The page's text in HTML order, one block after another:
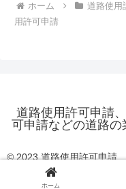
ホーム 道路使用
用許可申請
道路使用許可申請
可申請などの道路
© 2023 道路使用許可申請
どの道路の業務
ホーム